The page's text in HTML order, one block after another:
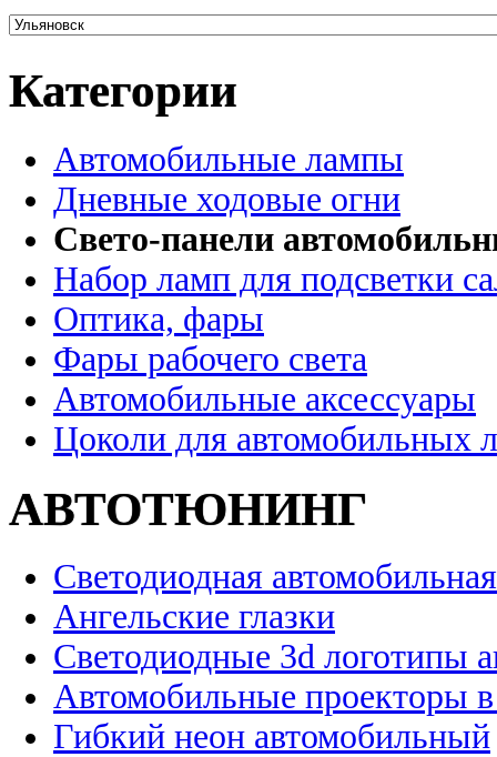
Категории
Автомобильные лампы
Дневные ходовые огни
Свето-панели
Набор ламп для подсветки
Оптика, фары
Фары рабочего света
Автомобильные аксессуары
Цоколи для автомобильных
АВТОТЮНИНГ
Светодиодная
Ангельские глазки
Светодиодные 3d логотипы
Автомобильные проекторы
Гибкий неон автомобильный